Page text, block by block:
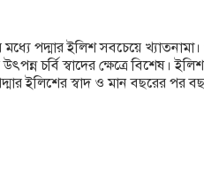
পদ্মার ইলিশ সবচেয়ে খ্যাতনামা।
চর্বি স্বাদের ক্ষেত্রে বিশেষ।
ইলিশের স্বাদ ও মান বছরের পর